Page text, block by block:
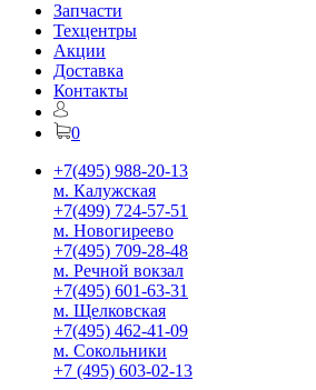
Запчасти
Техцентры
Акции
Доставка
Контакты
0
+7(495) 988-20-13
м. Калужская
+7(499) 724-57-51
м. Новогиреево
+7(495) 709-28-48
м. Речной вокзал
+7(495) 601-63-31
м. Щелковская
+7(495) 462-41-09
м. Сокольники
+7 (495) 603-02-13